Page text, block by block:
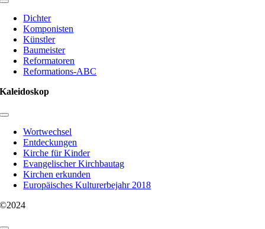
Toggle
Navigation
Dichter
Komponisten
Künstler
Baumeister
Reformatoren
Reformations-ABC
Kaleidoskop
Toggle
NavigationWortwechsel
Entdeckungen
Kirche für Kinder
Evangelischer Kirchbautag
Kirchen erkunden
Europäisches Kulturerbejahr 2018
©2024